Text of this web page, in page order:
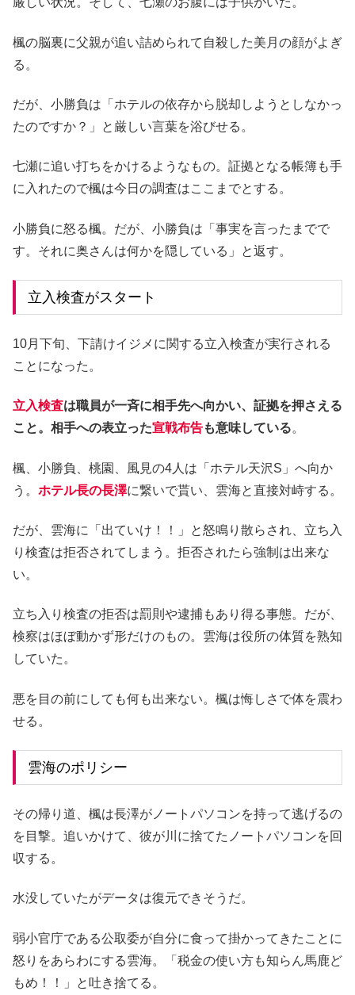
楓の脳裏に父親が追い詰められて自殺した美月の顔がよぎ
る。
だが、小勝負は「ホテルの依存から脱却しようとしなかっ
たのですか？」と厳しい言葉を浴びせる。
七瀬に追い打ちをかけるようなもの。証拠となる帳簿も手
に入れたので楓は今日の調査はここまでとする。
小勝負に怒る楓。だが、小勝負は「事実を言ったまでで
す。それに奥さんは何かを隠している」と返す。
立入検査がスタート
10月下旬、下請けイジメに関する立入検査が実行される
ことになった。
立入検査は職員が一斉に相手先へ向かい、証拠を押さえる
こと。相手への表立った宣戦布告も意味している。
楓、小勝負、桃園、風見の4人は「ホテル天沢S」へ向か
う。 ホテル長の長澤に繋いで貰い、雲海と直接対峙する。
だが、雲海に「出ていけ！！」と怒鳴り散らされ、立ち入
り検査は拒否されてしまう。拒否されたら強制は出来な
い。
立ち入り検査の拒否は罰則や逮捕もあり得る事態。だが、
検察はほぼ動かず形だけのもの。雲海は役所の体質を熟知
していた。
悪を目の前にしても何も出来ない。楓は悔しさで体を震わ
せる。
雲海のポリシー
その帰り道、楓は長澤がノートパソコンを持って逃げるの
を目撃。追いかけて、彼が川に捨てたノートパソコンを回
収する。
水没していたがデータは復元できそうだ。
弱小官庁である公取委が自分に食って掛かってきたことに
怒りをあらわにする雲海。「税金の使い方も知らん馬鹿ど
もめ！！」と吐き捨てる。